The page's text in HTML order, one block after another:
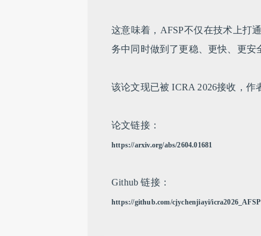
这意味着，AFSP不仅在技术上打
务中同时做到了更稳、更快、更安
该论文现已被 ICRA 2026接收，作
论文链接：
https://arxiv.org/abs/2604.01681
Github 链接：
https://github.com/cjychenjiayi/icra2026_AFSP